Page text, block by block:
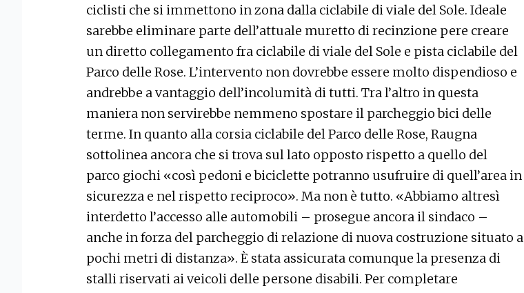
ciclisti che si immettono in zona dalla ciclabile di viale del Sole. Ideale
sarebbe eliminare parte dell’attuale muretto di recinzione pere creare
un diretto collegamento fra ciclabile di viale del Sole e pista ciclabile del
Parco delle Rose. L’intervento non dovrebbe essere molto dispendioso e
andrebbe a vantaggio dell’incolumità di tutti. Tra l’altro in questa
maniera non servirebbe nemmeno spostare il parcheggio bici delle
terme. In quanto alla corsia ciclabile del Parco delle Rose, Raugna
sottolinea ancora che si trova sul lato opposto rispetto a quello del
parco giochi «così pedoni e biciclette potranno usufruire di quell’area in
sicurezza e nel rispetto reciproco». Ma non è tutto. «Abbiamo altresì
interdetto l’accesso alle automobili – prosegue ancora il sindaco –
anche in forza del parcheggio di relazione di nuova costruzione situato a
pochi metri di distanza». È stata assicurata comunque la presenza di
stalli riservati ai veicoli delle persone disabili. Per completare